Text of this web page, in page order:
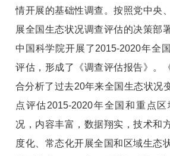
情开展的基础性调查。按照党中央
展全国生态状况调查评估的决策部
中国科学院开展了2015-2020年全
评估，形成了《调查评估报告》。
合分析了过去20年来全国生态状况
点评估2015-2020年全国和重点
况，内容丰富，数据翔实，技术和
度化、常态化开展全国和区域生态